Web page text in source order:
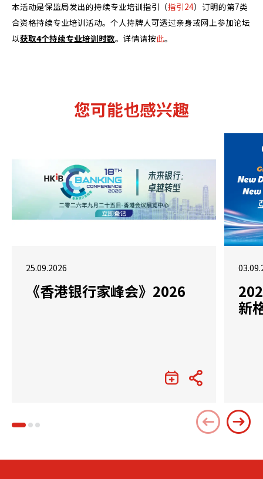
本活动是保监局发出的持续专业培训指引（指引24）订明的第7类
合资格持续专业培训活动。个人持牌人可透过亲身或网上参加论坛
以获取4个持续专业培训时数。详情请按此。
您可能也感兴趣
25.09.2026
《香港银行家峰会》2026
新